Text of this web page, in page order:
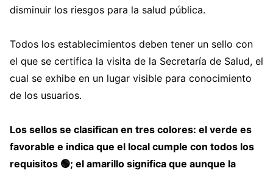
disminuir los riesgos para la salud pública.
Todos los establecimientos deben tener un sello con
el que se certifica la visita de la Secretaría de Salud, el
cual se exhibe en un lugar visible para conocimiento
de los usuarios.
Los sellos se clasifican en tres colores: el verde es
favorable e indica que el local cumple con todos los
requisitos 🟢; el amarillo significa que aunque la